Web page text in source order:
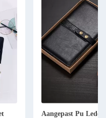
Aangepast Pu